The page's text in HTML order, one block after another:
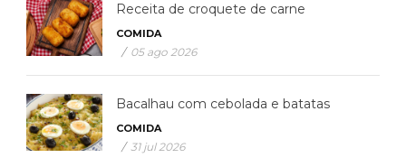
Receita de croquete de carne
COMIDA
/ 05 ago 2026
Bacalhau com cebolada e batatas
COMIDA
/ 31 jul 2026